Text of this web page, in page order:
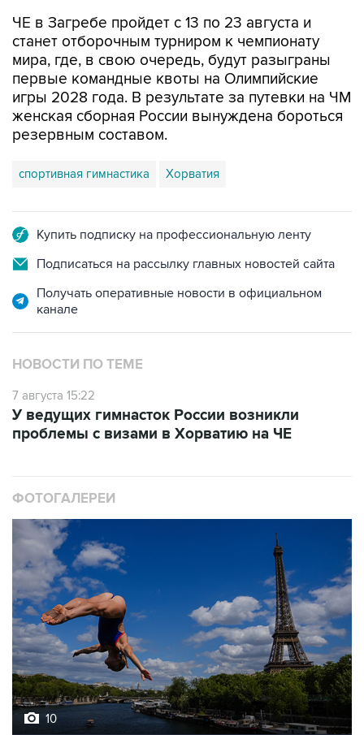
ЧЕ в Загребе пройдет с 13 по 23 августа и
станет отборочным турниром к чемпионату
мира, где, в свою очередь, будут разыграны
первые командные квоты на Олимпийские
игры 2028 года. В результате за путевки на ЧМ
женская сборная России вынуждена бороться
резервным составом.
спортивная гимнастика Хорватия
Купить подписку на профессиональную ленту
Подписаться на рассылку главных новостей сайта
Получать оперативные новости в официальном
канале
НОВОСТИ ПО ТЕМЕ
7 августа 15:22
У ведущих гимнасток России возникли
проблемы с визами в Хорватию на ЧЕ
ФОТОГАЛЕРЕИ
10